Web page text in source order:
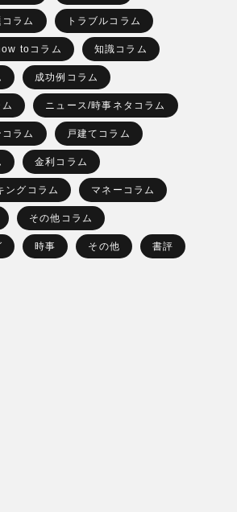
ラム トラブルコラム
toコラム 知識コラム
成功例コラム
ニュース/時事ネタコラム
ラム 戸建てコラム
金利コラム
ングコラム マネーコラム
その他コラム
時事 その他 書評